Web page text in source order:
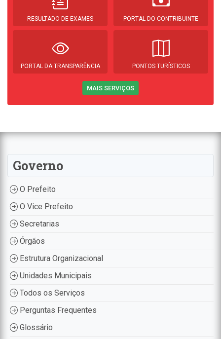
RESULTADO DE EXAMES PORTAL DO CONTRIBUINTE
PORTAL DA TRANSPARÊNCIA PONTOS TURÍSTICOS
MAIS SERVIÇOS
Governo
O Prefeito
O Vice Prefeito
Secretarias
Órgãos
Estrutura Organizacional
Unidades Municipais
Todos os Serviços
Perguntas Frequentes
Glossário